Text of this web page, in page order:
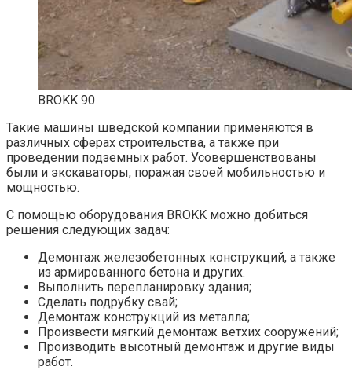
BROKK 90
Такие машины шведской компании применяются в
различных сферах строительства, а также при
проведении подземных работ. Усовершенствованы
были и экскаваторы, поражая своей мобильностью и
мощностью.
С помощью оборудования BROKK можно добиться
решения следующих задач:
Демонтаж железобетонных конструкций, а также
из армированного бетона и других.
Выполнить перепланировку здания;
Сделать подрубку свай;
Демонтаж конструкций из металла;
Произвести мягкий демонтаж ветхих сооружений;
Производить высотный демонтаж и другие виды
работ.